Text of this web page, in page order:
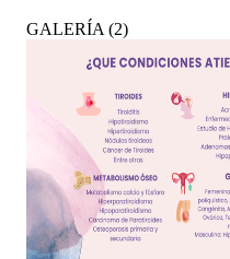
GALERÍA (2)